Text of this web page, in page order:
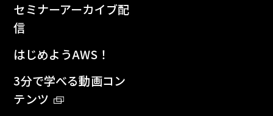
セミナーアーカイブ配
信
はじめようAWS！
3分で学べる動画コン
テンツ